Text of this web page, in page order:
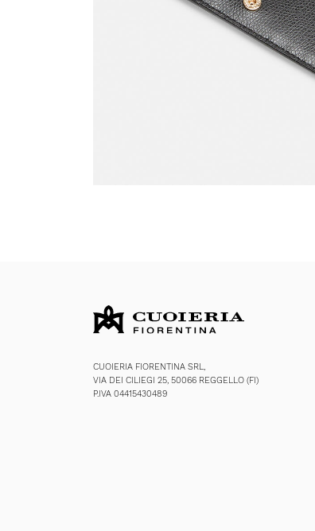
CUOIERIA FIORENTINA SRL,
VIA DEI CILIEGI 25, 50066 REGGELLO (FI)
P.IVA 04415430489